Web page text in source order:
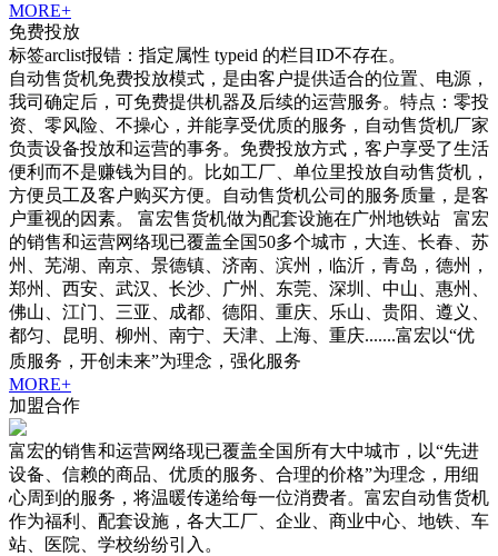
MORE+
免费投放
标签arclist报错：指定属性 typeid 的栏目ID不存在。
自动售货机免费投放模式，是由客户提供适合的位置、电源，
我司确定后，可免费提供机器及后续的运营服务。特点：零投
资、零风险、不操心，并能享受优质的服务，自动售货机厂家
负责设备投放和运营的事务。免费投放方式，客户享受了生活
便利而不是赚钱为目的。比如工厂、单位里投放自动售货机，
方便员工及客户购买方便。自动售货机公司的服务质量，是客
户重视的因素。 富宏售货机做为配套设施在广州地铁站 富宏
的销售和运营网络现已覆盖全国50多个城市，大连、长春、苏
州、芜湖、南京、景德镇、济南、滨州，临沂，青岛，德州，
郑州、西安、武汉、长沙、广州、东莞、深圳、中山、惠州、
佛山、江门、三亚、成都、德阳、重庆、乐山、贵阳、遵义、
都匀、昆明、柳州、南宁、天津、上海、重庆.......富宏以“优
质服务，开创未来”为理念，强化服务
MORE+
加盟合作
富宏的销售和运营网络现已覆盖全国所有大中城市，以“先进
设备、信赖的商品、优质的服务、合理的价格”为理念，用细
心周到的服务，将温暖传递给每一位消费者。富宏自动售货机
作为福利、配套设施，各大工厂、企业、商业中心、地铁、车
站、医院、学校纷纷引入。